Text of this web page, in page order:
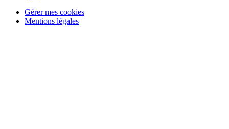
Gérer mes cookies
Mentions légales